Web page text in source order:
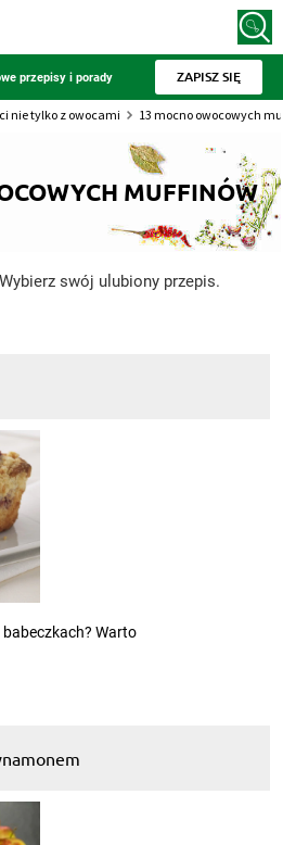
przepisy i porady ZAPISZ SIĘ
nie tylko z owocami 13 mocno owocowych
MUFFINÓW
swój ulubiony przepis.
Warto